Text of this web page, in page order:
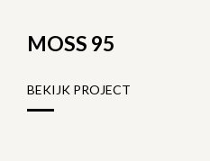
MOSS 95
BEKIJK PROJECT